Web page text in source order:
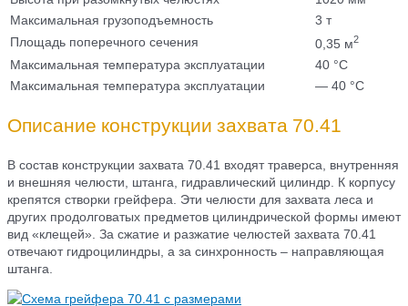
Максимальная грузоподъемность
3 т
Площадь поперечного сечения
0,35 м2
Максимальная температура эксплуатации
40 °C
Максимальная температура эксплуатации
— 40 °C
Описание конструкции захвата 70.41
В состав конструкции захвата 70.41 входят траверса, внутренняя
и внешняя челюсти, штанга, гидравлический цилиндр. К корпусу
крепятся створки грейфера. Эти челюсти для захвата леса и
других продолговатых предметов цилиндрической формы имеют
вид «клещей». За сжатие и разжатие челюстей захвата 70.41
отвечают гидроцилиндры, а за синхронность – направляющая
штанга.